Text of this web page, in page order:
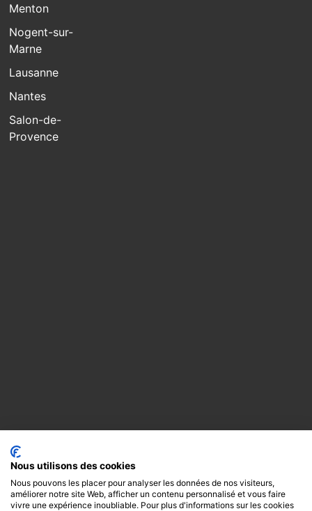
Menton
Nogent-sur-
Marne
Lausanne
Nantes
Salon-de-
Provence
Nous utilisons des cookies
Nous pouvons les placer pour analyser les données de nos visiteurs,
améliorer notre site Web, afficher un contenu personnalisé et vous faire
vivre une expérience inoubliable. Pour plus d'informations sur les cookies